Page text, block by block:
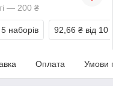
— 200 ₴
5 наборів 92,66 ₴ від 10
Оплата Умови